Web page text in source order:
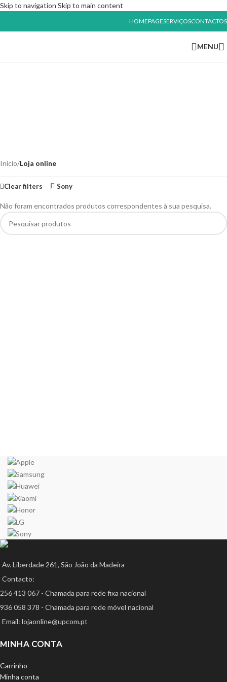
Skip to navigation Skip to main content
HOMEPAGESERVIÇOSCONTACTOS
MENU
Início/Loja online
Clear filters Sony
Não foram encontrados produtos correspondentes à sua pesquisa.
Av. Liberdade 261, São João da Madeira
Contacto:
256 413 067 - Chamada para rede fixa nacional
936 058 378 - Chamada para rede móvel nacional
Email: lojaonline@upcom.pt
MINHA CONTA
Carrinho
Minha conta